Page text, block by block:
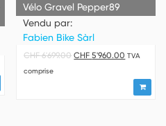
Vélo Gravel Pepper89
Vendu par:
Fabien Bike Sàrl
CHF6'699.00 CHF5'960.00 TVA
comprise